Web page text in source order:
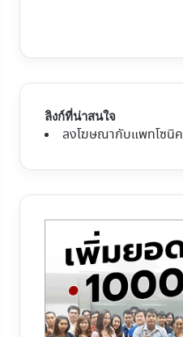
ลิงก์ที่น่าสนใจ
ลงโฆษณากับแพทโซนิค